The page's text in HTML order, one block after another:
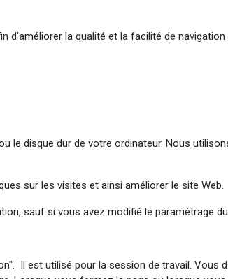
la qualité et la facilité de
le disque dur de votre ordinateur. Nous
sur les visites et ainsi améliorer le site Web.
sauf si vous avez modifié le paramétrage
Il est utilisé pour la session de travail.